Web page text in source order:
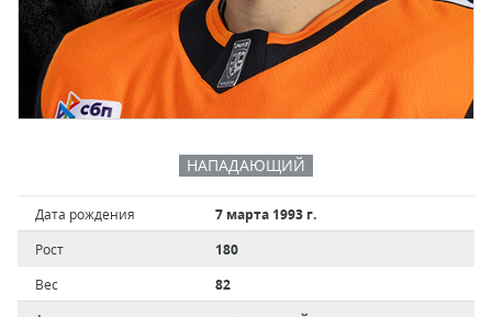
НАПАДАЮЩИЙ
Дата рождения
7 марта 1993 г.
Рост
180
Вес
82